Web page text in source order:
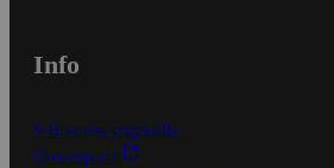
Info
S-Business yrityksille
Oiva-raportit